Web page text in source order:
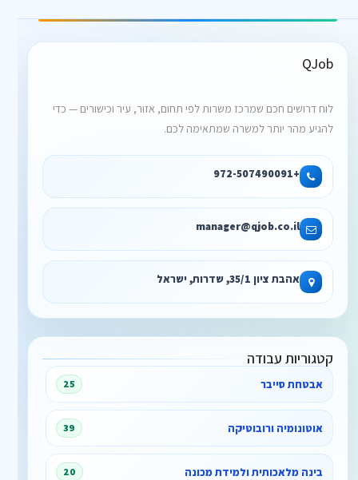
QJob
לוח דרושים חכם שמרכז משרות לפי תחום, אזור, עיר וכישורים — כדי
להגיע מהר יותר למשרה שמתאימה לכם.
+972-507490091
manager@qjob.co.il
אהבת ציון 35/1, שדרות, ישראל
קטגוריות עבודה
אבטחת סייבר 25
אוטונומיה ורובוטיקה 39
בינה מלאכותית ולמידת מכונה 20